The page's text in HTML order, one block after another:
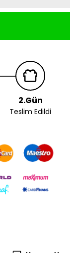
2.Gün
Teslim Edildi